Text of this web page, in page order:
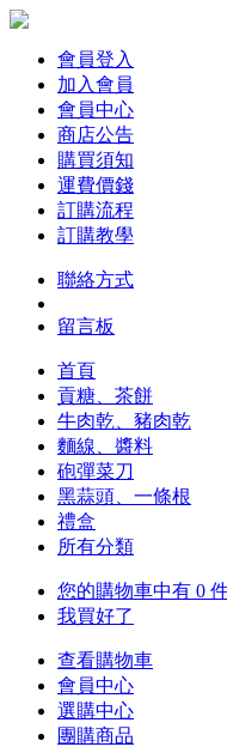
會員登入
加入會員
會員中心
商店公告
購買須知
運費價錢
訂購流程
訂購教學
聯絡方式
留言板
首頁
貢糖、茶餅
牛肉乾、豬肉乾
麵線、醬料
砲彈菜刀
黑蒜頭、一條根
禮盒
所有分類
您的購物車中有 0
我買好了
查看購物車
會員中心
選購中心
團購商品